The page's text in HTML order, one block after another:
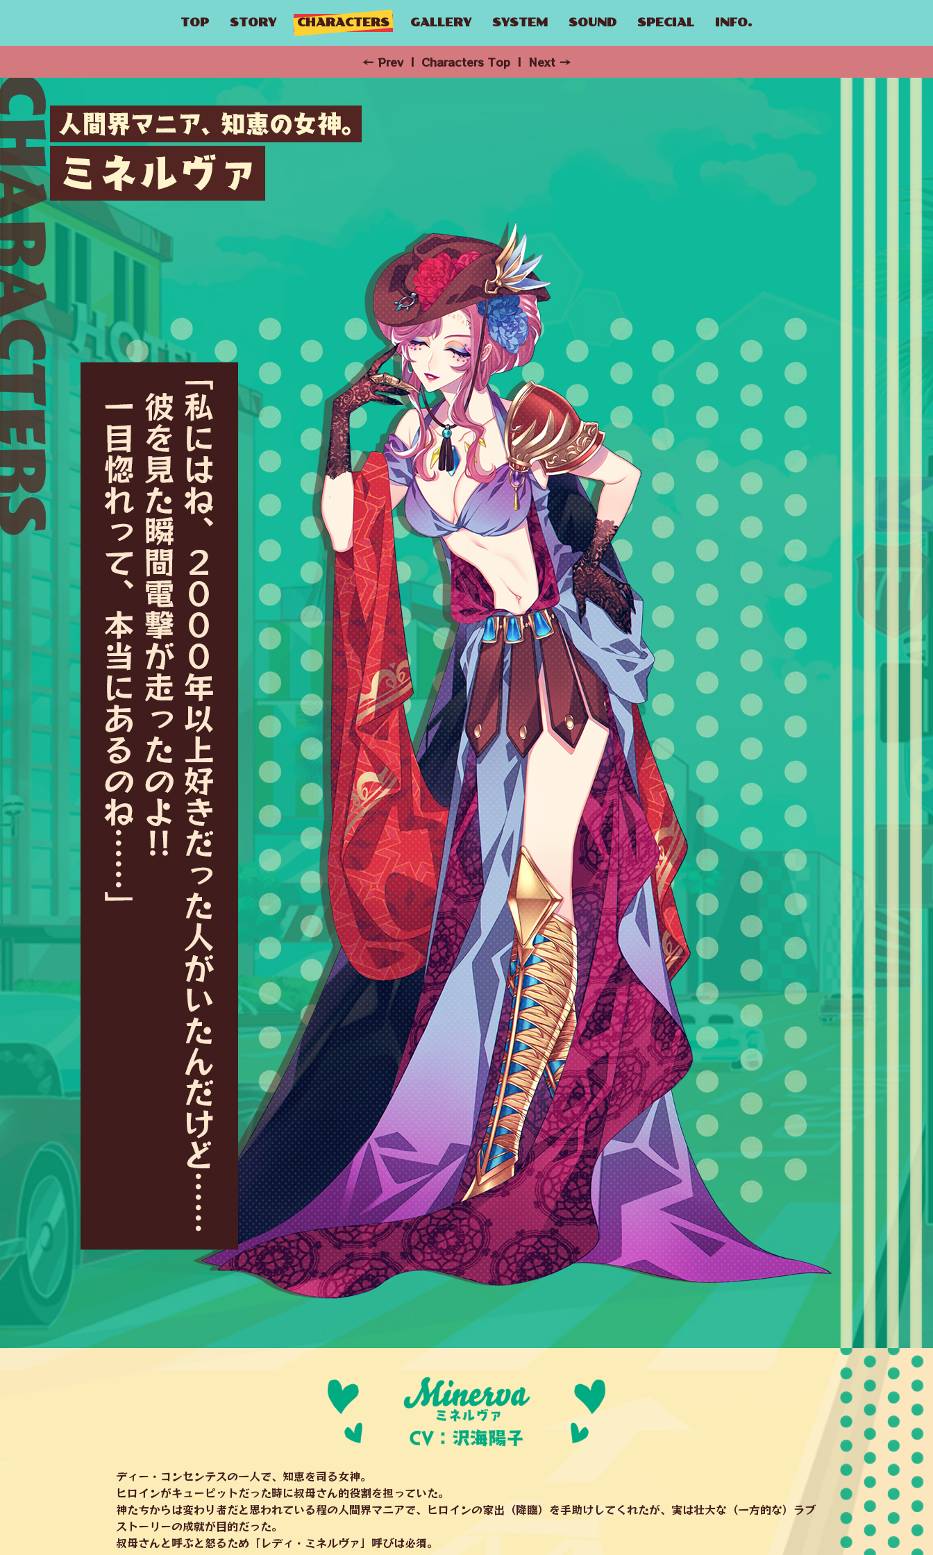
TOP STORY CHARACTERS GALLERY SYSTEM SOUND SPECIAL INFO.
← Prev | Characters Top | Next →
ディー・コンセンテスの一人で、知恵を司る女神。
ヒロインがキューピットだった時に叔母さん的役割を担っていた。
神たちからは変わり者だと思われている程の人間界マニアで、ヒロインの家出（降臨）を手助けしてくれたが、実は壮大な（一方的な）ラブ
ストーリーの成就が目的だった。
叔母さんと呼ぶと怒るため「レディ・ミネルヴァ」呼びは必須。